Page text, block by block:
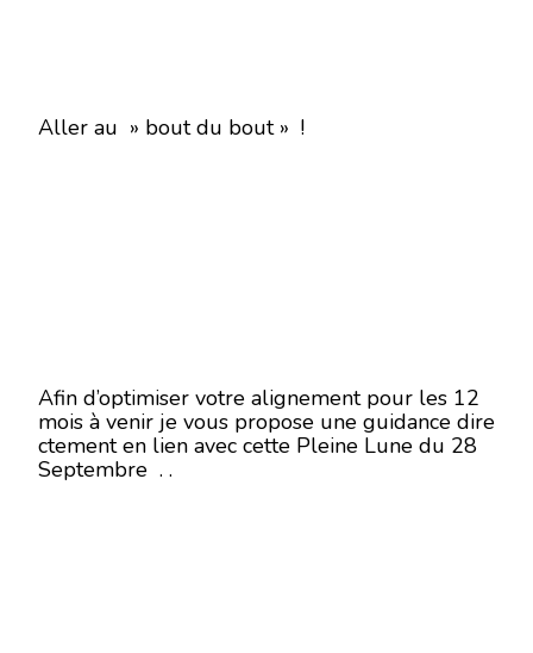
Aller au » bout du bout » !
Afin d’optimiser votre alignement pour les 12
mois à venir je vous propose une guidance dire
ctement en lien avec cette Pleine Lune du 28
Septembre . .